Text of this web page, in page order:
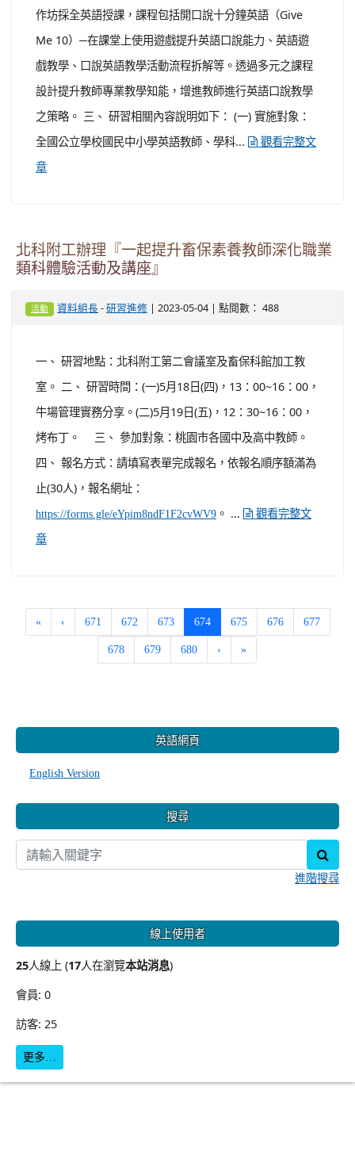
作坊採全英語授課，課程包括開口說十分鐘英語（Give
Me 10）─在課堂上使用遊戲提升英語口說能力、英語遊
戲教學、口說英語教學活動流程拆解等。透過多元之課程
設計提升教師專業教學知能，增進教師進行英語口說教學
之策略。 三、 研習相關內容說明如下： (一) 實施對象：
全國公立學校國民中小學英語教師、學科...
觀看完整文
章
北科附工辦理『一起提升畜保素養教師深化職業
類科體驗活動及講座』
活動 資料組長 -研習進修 | 2023-05-04 | 點閱數： 488
一、 研習地點：北科附工第二會議室及畜保科館加工教
室。 二、 研習時間：(一)5月18日(四)，13：00~16：00，
牛場管理實務分享。(二)5月19日(五)，12：30~16：00，
烤布丁。 三、 參加對象：桃園市各國中及高中教師。
四、 報名方式：請填寫表單完成報名，依報名順序額滿為
止(30人)，報名網址：
https://forms.gle/eYpim8ndF1F2cvWV9 。 ... 觀看完整文
章
« ‹ 671 672 673 674(current)
675 676 677
678 679 680 › »
英語網頁
English Version
搜尋
進階搜尋
線上使用者
25人線上 (17人在瀏覽本站消息)
會員: 0
訪客: 25
更多…